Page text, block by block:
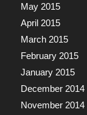
May 2015
April 2015
March 2015
February 2015
January 2015
December 2014
November 2014